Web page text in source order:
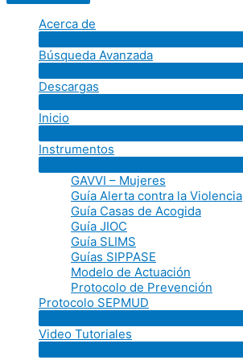
Acerca de
Búsqueda Avanzada
Descargas
Inicio
Instrumentos
GAVVI – Mujeres
Guía Alerta contra la Violencia
Guía Casas de Acogida
Guía JIOC
Guía SLIMS
Guías SIPPASE
Modelo de Actuación
Protocolo de Prevención
Protocolo SEPMUD
Video Tutoriales